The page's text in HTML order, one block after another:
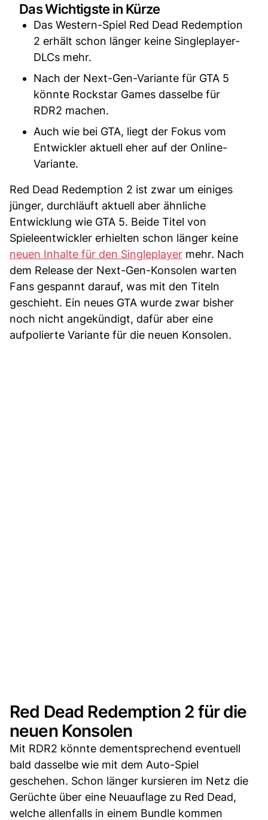
Das Wichtigste in Kürze
Das Western-Spiel Red Dead Redemption
2 erhält schon länger keine Singleplayer-
DLCs mehr.
Nach der Next-Gen-Variante für GTA 5
könnte Rockstar Games dasselbe für
RDR2 machen.
Auch wie bei GTA, liegt der Fokus vom
Entwickler aktuell eher auf der Online-
Variante.
Red Dead Redemption 2 ist zwar um einiges
jünger, durchläuft aktuell aber ähnliche
Entwicklung wie GTA 5. Beide Titel von
Spieleentwickler erhielten schon länger keine
neuen Inhalte für den Singleplayer mehr. Nach
dem Release der Next-Gen-Konsolen warten
Fans gespannt darauf, was mit den Titeln
geschieht. Ein neues GTA wurde zwar bisher
noch nicht angekündigt, dafür aber eine
aufpolierte Variante für die neuen Konsolen.
Red Dead Redemption 2 für die
neuen Konsolen
Mit RDR2 könnte dementsprechend eventuell
bald dasselbe wie mit dem Auto-Spiel
geschehen. Schon länger kursieren im Netz die
Gerüchte über eine Neuauflage zu Red Dead,
welche allenfalls in einem Bundle kommen